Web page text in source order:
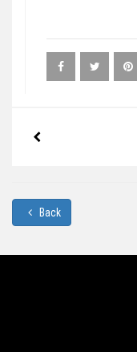
Back